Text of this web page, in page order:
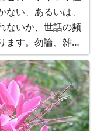
い、あるいは、
ないか、世話の頻
ます。勿論、雑草
け目立たないよう
（？）丈夫なもの
は健康志向と経